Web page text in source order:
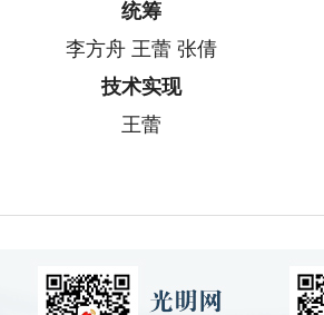
统筹
李方舟 王蕾 张倩
技术实现
王蕾